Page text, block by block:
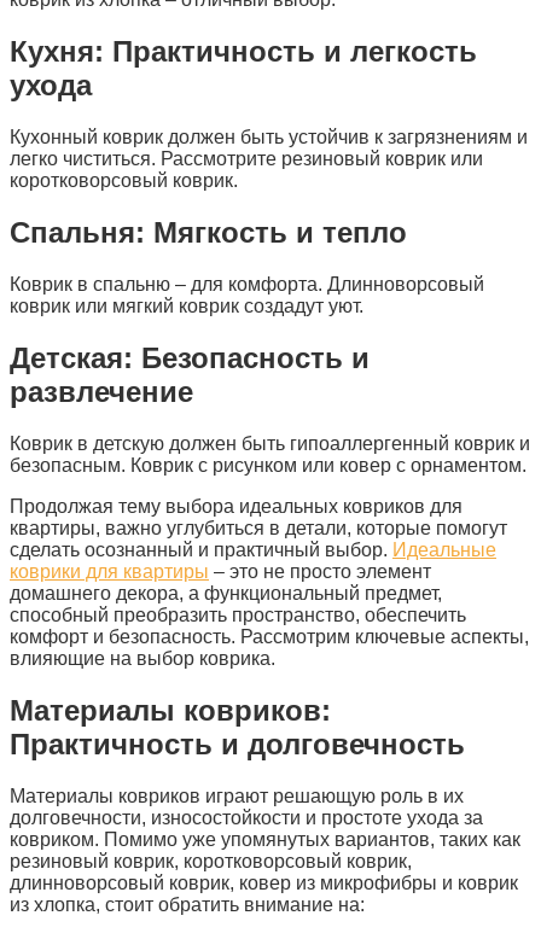
Кухня: Практичность и легкость
ухода
Кухонный коврик должен быть устойчив к загрязнениям и
легко чиститься. Рассмотрите резиновый коврик или
коротковорсовый коврик.
Спальня: Мягкость и тепло
Коврик в спальню – для комфорта. Длинноворсовый
коврик или мягкий коврик создадут уют.
Детская: Безопасность и
развлечение
Коврик в детскую должен быть гипоаллергенный коврик и
безопасным. Коврик с рисунком или ковер с орнаментом.
Продолжая тему выбора идеальных ковриков для
квартиры, важно углубиться в детали, которые помогут
сделать осознанный и практичный выбор. Идеальные
коврики для квартиры – это не просто элемент
домашнего декора, а функциональный предмет,
способный преобразить пространство, обеспечить
комфорт и безопасность. Рассмотрим ключевые аспекты,
влияющие на выбор коврика.
Материалы ковриков:
Практичность и долговечность
Материалы ковриков играют решающую роль в их
долговечности, износостойкости и простоте ухода за
ковриком. Помимо уже упомянутых вариантов, таких как
резиновый коврик, коротковорсовый коврик,
длинноворсовый коврик, ковер из микрофибры и коврик
из хлопка, стоит обратить внимание на: